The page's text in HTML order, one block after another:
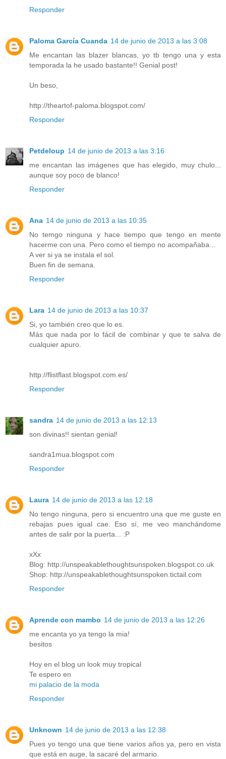
Responder
Paloma García Cuanda 14 de junio de 2013 a las 3:08
Me encantan las blazer blancas, yo tb tengo una y esta
temporada la he usado bastante!! Genial post!
Un beso,
http://theartof-paloma.blogspot.com/
Responder
Petdeloup 14 de junio de 2013 a las 3:16
me encantan las imágenes que has elegido, muy chulo...
aunque soy poco de blanco!
Responder
Ana 14 de junio de 2013 a las 10:35
No temgo ninguna y hace tiempo que tengo en mente
hacerme con una. Pero como el tiempo no acompañaba...
A ver si ya se instala el sol.
Buen fin de semana.
Responder
Lara 14 de junio de 2013 a las 10:37
Si, yo también creo que lo es.
Más que nada por lo fácil de combinar y que te salva de
cualquier apuro.
http://flistflast.blogspot.com.es/
Responder
sandra 14 de junio de 2013 a las 12:13
son divinas!! sientan genial!
sandra1mua.blogspot.com
Responder
Laura 14 de junio de 2013 a las 12:18
No tengo ninguna, pero si encuentro una que me guste en
rebajas pues igual cae. Eso sí, me veo manchándome
antes de salir por la puerta... :P
xXx
Blog: http://unspeakablethoughtsunspoken.blogspot.co.uk
Shop: http://unspeakablethoughtsunspoken.tictail.com
Responder
Aprende con mambo 14 de junio de 2013 a las 12:26
me encanta yo ya tengo la mia!
besitos
Hoy en el blog un look muy tropical
Te espero en
mi palacio de la moda
Responder
Unknown 14 de junio de 2013 a las 12:38
Pues yo tengo una que tiene varios años ya, pero en vista
que está en auge, la sacaré del armario.